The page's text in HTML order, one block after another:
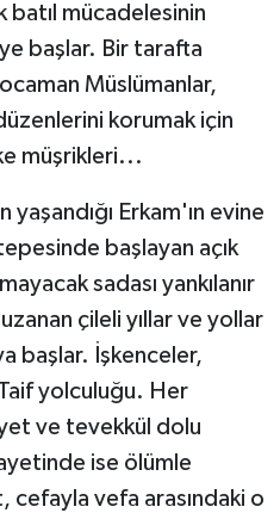
batıl mücadelesinin
başlar. Bir tarafta
Müslümanlar,
korumak için
müşrikleri...
Erkam'ın evine
başlayan açık
sadası yankılanır
çileli yıllar ve yollar
başlar. İşkenceler,
yolculuğu. Her
ve tevekkül dolu
ise ölümle
cefayla vefa arasındaki o